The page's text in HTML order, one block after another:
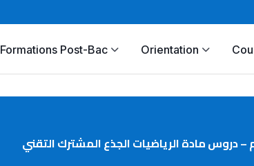
Formations Post-Bac Orientation
دروس مادة الرياضيات الجذع المشترك التقني